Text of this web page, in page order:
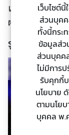
เสริมนวัตกรรม
ผ่านสีเขียว แล
รูปภาพประกอบ
เว็บไซต์
ส่วนบุค
ทั้งนี้กระ
ข้อมูลส่ว
ส่วนบุคค
ไม่มีการ
รับคุกกี้
นโยบาย
ตามนโย
บุคคล พ.